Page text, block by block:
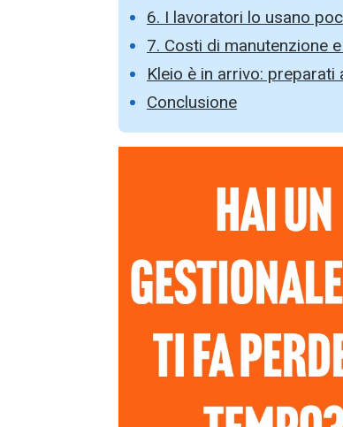
6. I lavoratori lo usano
7. Costi di manutenzione
Kleio è in arrivo:
Conclusione